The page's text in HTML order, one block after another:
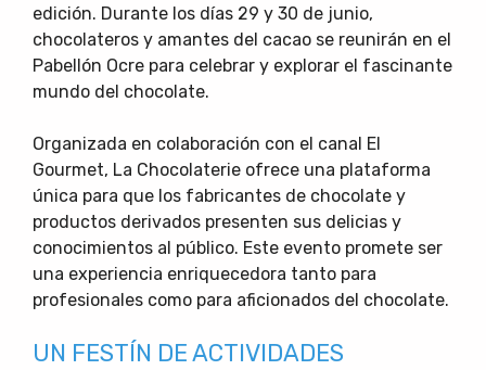
edición. Durante los días 29 y 30 de junio,
chocolateros y amantes del cacao se reunirán en el
Pabellón Ocre para celebrar y explorar el fascinante
mundo del chocolate.
Organizada en colaboración con el canal El
Gourmet, La Chocolaterie ofrece una plataforma
única para que los fabricantes de chocolate y
productos derivados presenten sus delicias y
conocimientos al público. Este evento promete ser
una experiencia enriquecedora tanto para
profesionales como para aficionados del chocolate.
UN FESTÍN DE ACTIVIDADES